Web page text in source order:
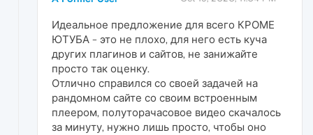
Идеальное предложение для всего КРОМЕ
ЮТУБА - это не плохо, для него есть куча
других плагинов и сайтов, не занижайте
просто так оценку.
Отлично справился со своей задачей на
рандомном сайте со своим встроенным
плеером, полуторачасовое видео скачалось
за минуту, нужно лишь просто, чтобы оно